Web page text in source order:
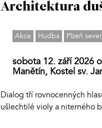
Architektura
Akce Hudba Plzeň sever
sobota 12. září 2026
Manětín, Kostel sv.
Dialog tří rovnocenných
ušlechtilé violy a niterného